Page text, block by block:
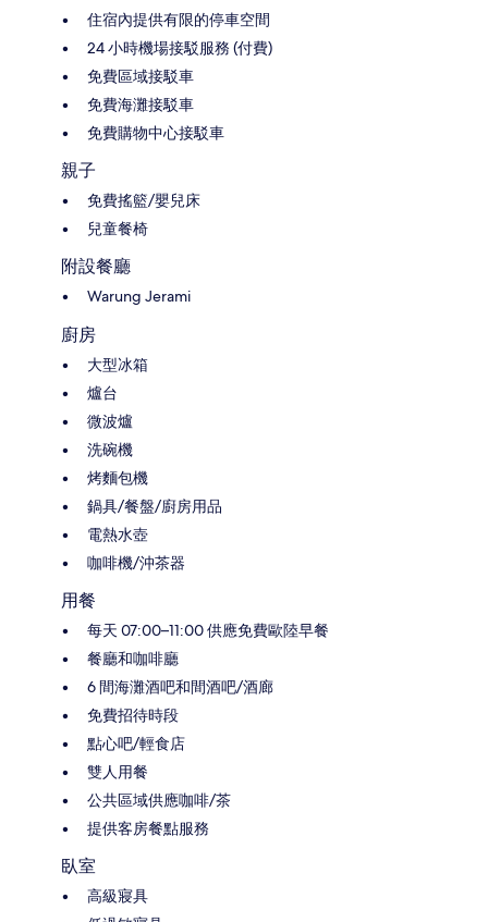
住宿內提供有限的停車空間
24 小時機場接駁服務 (付費)
免費區域接駁車
免費海灘接駁車
免費購物中心接駁車
親子
免費搖籃/嬰兒床
兒童餐椅
附設餐廳
Warung Jerami
廚房
大型冰箱
爐台
微波爐
洗碗機
烤麵包機
鍋具/餐盤/廚房用品
電熱水壺
咖啡機/沖茶器
用餐
每天 07:00–11:00 供應免費歐陸早餐
餐廳和咖啡廳
6 間海灘酒吧和間酒吧/酒廊
免費招待時段
點心吧/輕食店
雙人用餐
公共區域供應咖啡/茶
提供客房餐點服務
臥室
高級寢具